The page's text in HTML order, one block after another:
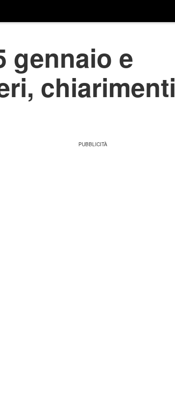
gennaio e
chiarimenti